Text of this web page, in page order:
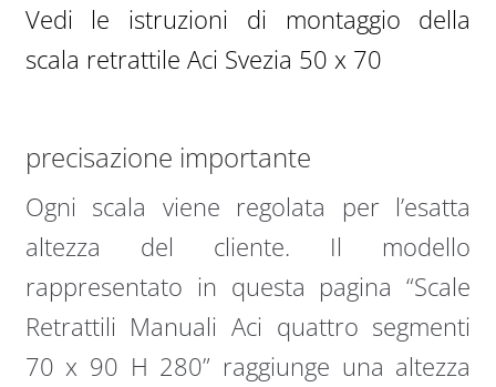
Vedi le istruzioni di montaggio della
scala retrattile Aci Svezia 50 x 70
precisazione importante
Ogni scala viene regolata per l’esatta
altezza del cliente. Il modello
rappresentato in questa pagina “Scale
Retrattili Manuali Aci quattro segmenti
70 x 90 H 280” raggiunge una altezza